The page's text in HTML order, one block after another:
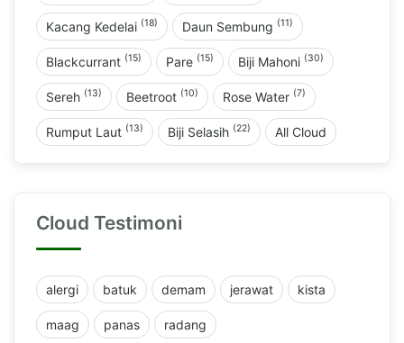
Kacang Kedelai (18) Daun Sembung (11)
Blackcurrant (15) Pare (15) Biji Mahoni (30)
Sereh (13) Beetroot (10) Rose Water (7)
Rumput Laut (13) Biji Selasih (22) All Cloud
Cloud Testimoni
alergi batuk demam jerawat kista
maag panas radang